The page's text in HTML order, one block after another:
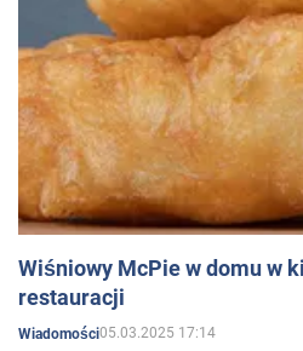
Wiśniowy McPie w domu w
restauracji
Wiadomości05.03.2025 17:14